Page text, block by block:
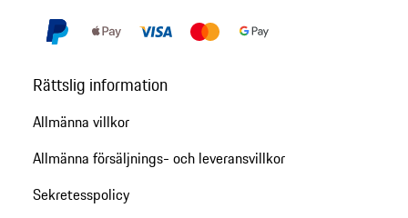
Rättslig information
Allmänna villkor
Allmänna försäljnings- och leveransvillkor
Sekretesspolicy